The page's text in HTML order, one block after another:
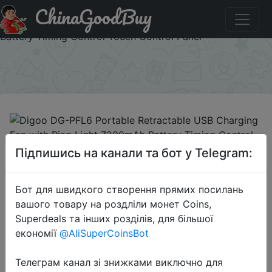
Купити по знижці BGDGPF7 Digoo DG-PFL6 Portable
Retractable USB Charging Fan with Ring Light 7200mAh
Battery Timing Control Touch Control Panel
ChinaGoodBuy
2020-07-21
Digoo DG-PFL6 Portable
Retractable USB Charging Fan with
Ring Light 7200mAh Battery Timing
Control Touch Control Panel
$35.99
Підпишись на канали та бот у Telegram:
Бот для швидкого створення прямих посилань
вашого товару на роздліли монет Coins,
Superdeals та інших розділів, для більшої
економії @AliSuperCoinsBot
Телеграм канал зі знижками виключно для